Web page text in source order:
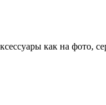
как на фото,